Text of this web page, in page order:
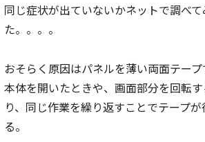
同じ症状が出ていないかネットで調べ
た。。。。
おそらく原因はパネルを薄い両面テープ
本体を開いたときや、画面部分を回転
り、同じ作業を繰り返すことでテープが
る。